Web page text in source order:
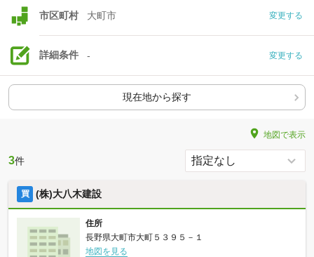
市区町村 大町市 変更する
詳細条件 - 変更する
現在地から探す
地図で表示
3件
買 (株)大八木建設
住所
長野県大町市大町５３９５－１
地図を見る